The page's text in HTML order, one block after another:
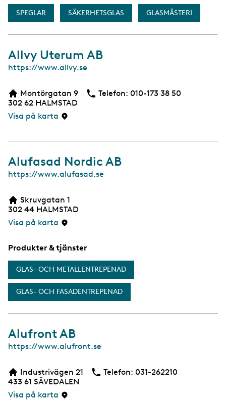
SPEGLAR SÄKERHETSGLAS GLASMÄSTERI
Allvy Uterum AB
W
b
s
i
https://www.allvy.se
Montörgatan 9
302 62 HALMSTAD
Visa på karta
Telefon: Telefon
010-173 38 50
Alufasad Nordic AB
W
b
s
i
https://www.alufasad.se
Skruvgatan 1
302 44 HALMSTAD
Visa på karta
Produkter & tjänster
GLAS- OCH METALLENTREPENAD
GLAS- OCH FASADENTREPENAD
Alufront AB
W
b
s
i
https://www.alufront.se
Industrivägen 21
433 61 SÄVEDALEN
Visa på karta
Telefon: Telefon
031-262210